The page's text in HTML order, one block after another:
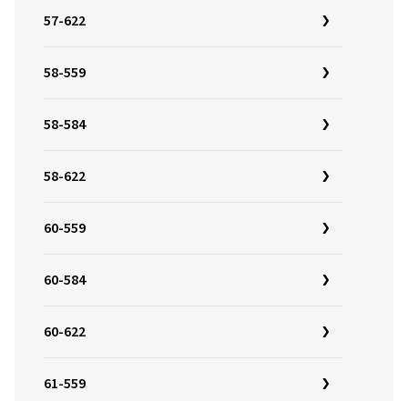
57-622
58-559
58-584
58-622
60-559
60-584
60-622
61-559